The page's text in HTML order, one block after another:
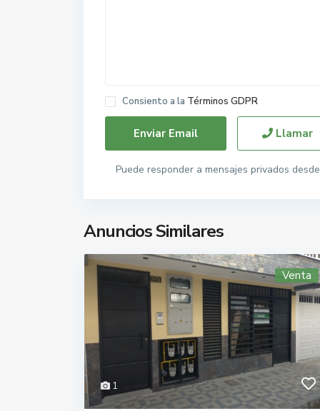
Consiento a la Términos GDPR
Llamar
Puede responder a mensajes privados
Anuncios Similares
1
Venta